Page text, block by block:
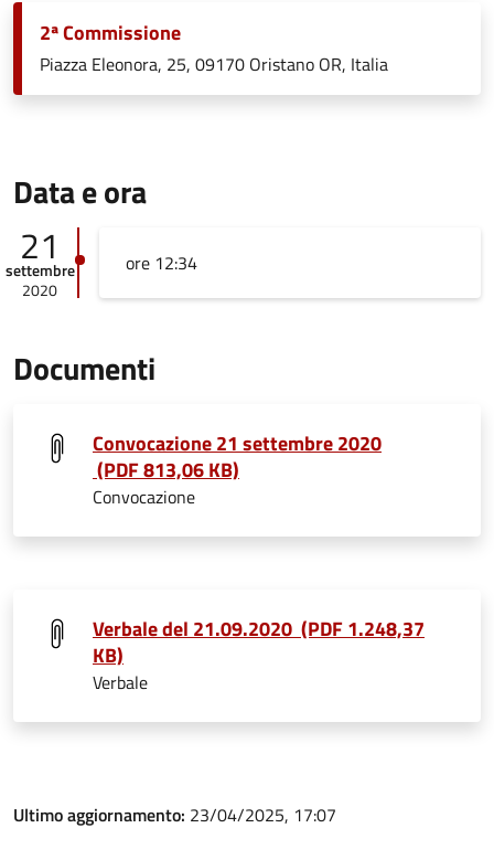
2ª Commissione
Piazza Eleonora, 25, 09170 Oristano OR, Italia
Data e ora
21
settembre
2020
ore 12:34
Documenti
Convocazione 21 settembre 2020
(PDF 813,06 KB)
Convocazione
Verbale del 21.09.2020 (PDF 1.248,37
KB)
Verbale
Ultimo aggiornamento: 23/04/2025, 17:07